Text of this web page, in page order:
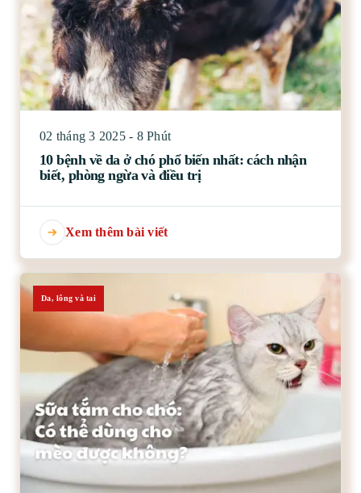
02 tháng 3 2025 - 8 Phút
10 bệnh về da ở chó phổ biến nhất: cách nhận
biết, phòng ngừa và điều trị
Xem thêm bài viết
Da, lông và tai